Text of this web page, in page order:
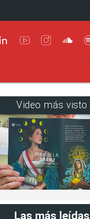
Video más visto
Las más leídas